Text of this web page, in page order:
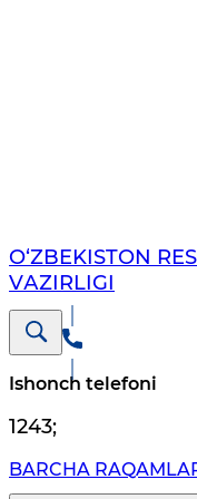
O‘ZBEKISTON
VАZIRLIGI
Ishonch telefoni
1243;
BARCHA